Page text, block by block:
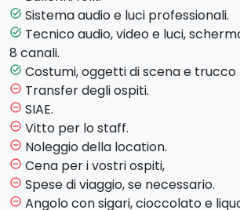
intrattenimenti esclusivi. Tra
esclusivo teatro deipupi siciliani! I
ricostruiranno l'antica tradizione del
siciliani, sia in siciliano che in inglese,
e molto divertente!
Al termine della cena, con l'intero
potranno cantare e ballare insieme!
task_alt Sistema audio e luci professionali.
task_alt Tecnico audio, video e luci,
8 canali.
task_alt Costumi, oggetti di scena e trucco
remove_circle_outline Transfer degli ospiti.
remove_circle_outline SIAE.
remove_circle_outline Vitto per lo staff.
remove_circle_outline Noleggio della location.
remove_circle_outline Cena per i vostri ospiti,
remove_circle_outline Spese di viaggio, se necessario.
remove_circle_outline Angolo con sigari, cioccolato e